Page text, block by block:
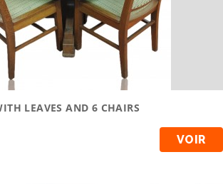
LEAVES AND 6 CHAIRS
VOIR